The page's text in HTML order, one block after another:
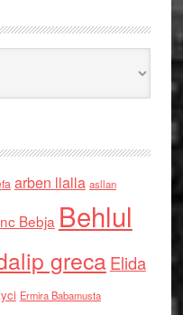
arben llalla asllan
Bebja Behlul
grecaElida
Ermira Babamusta